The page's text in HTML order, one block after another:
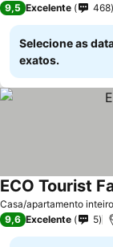
9,5 Excelente 468
Selecione as
exatos.
Casa/apartamento inteiro
ECO Tourist
9,6 Excelente 5